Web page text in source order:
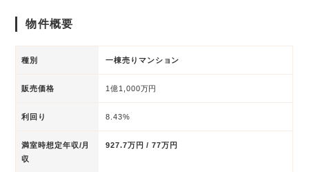
物件概要
種別 一棟売りマンション
販売価格 1億1,000万円
利回り 8.43%
満室時想定年収/月
収
927.7万円 / 77万円